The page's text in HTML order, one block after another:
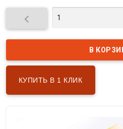

КУПИТЬ В 1 КЛИК